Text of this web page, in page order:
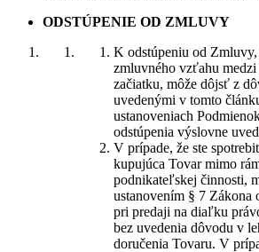
ODSTÚPENIE OD ZMLUVY
K odstúpeniu od
zmluvného vzťahu
začiatku, môže dôjsť z
uvedenými v tomto
ustanoveniach
odstúpenia výslovne
V prípade, že ste
kupujúca Tovar mimo
podnikateľskej činnosti,
ustanovením § 7 Zákona
pri predaji na diaľku
bez uvedenia dôvodu v
doručenia Tovaru. V